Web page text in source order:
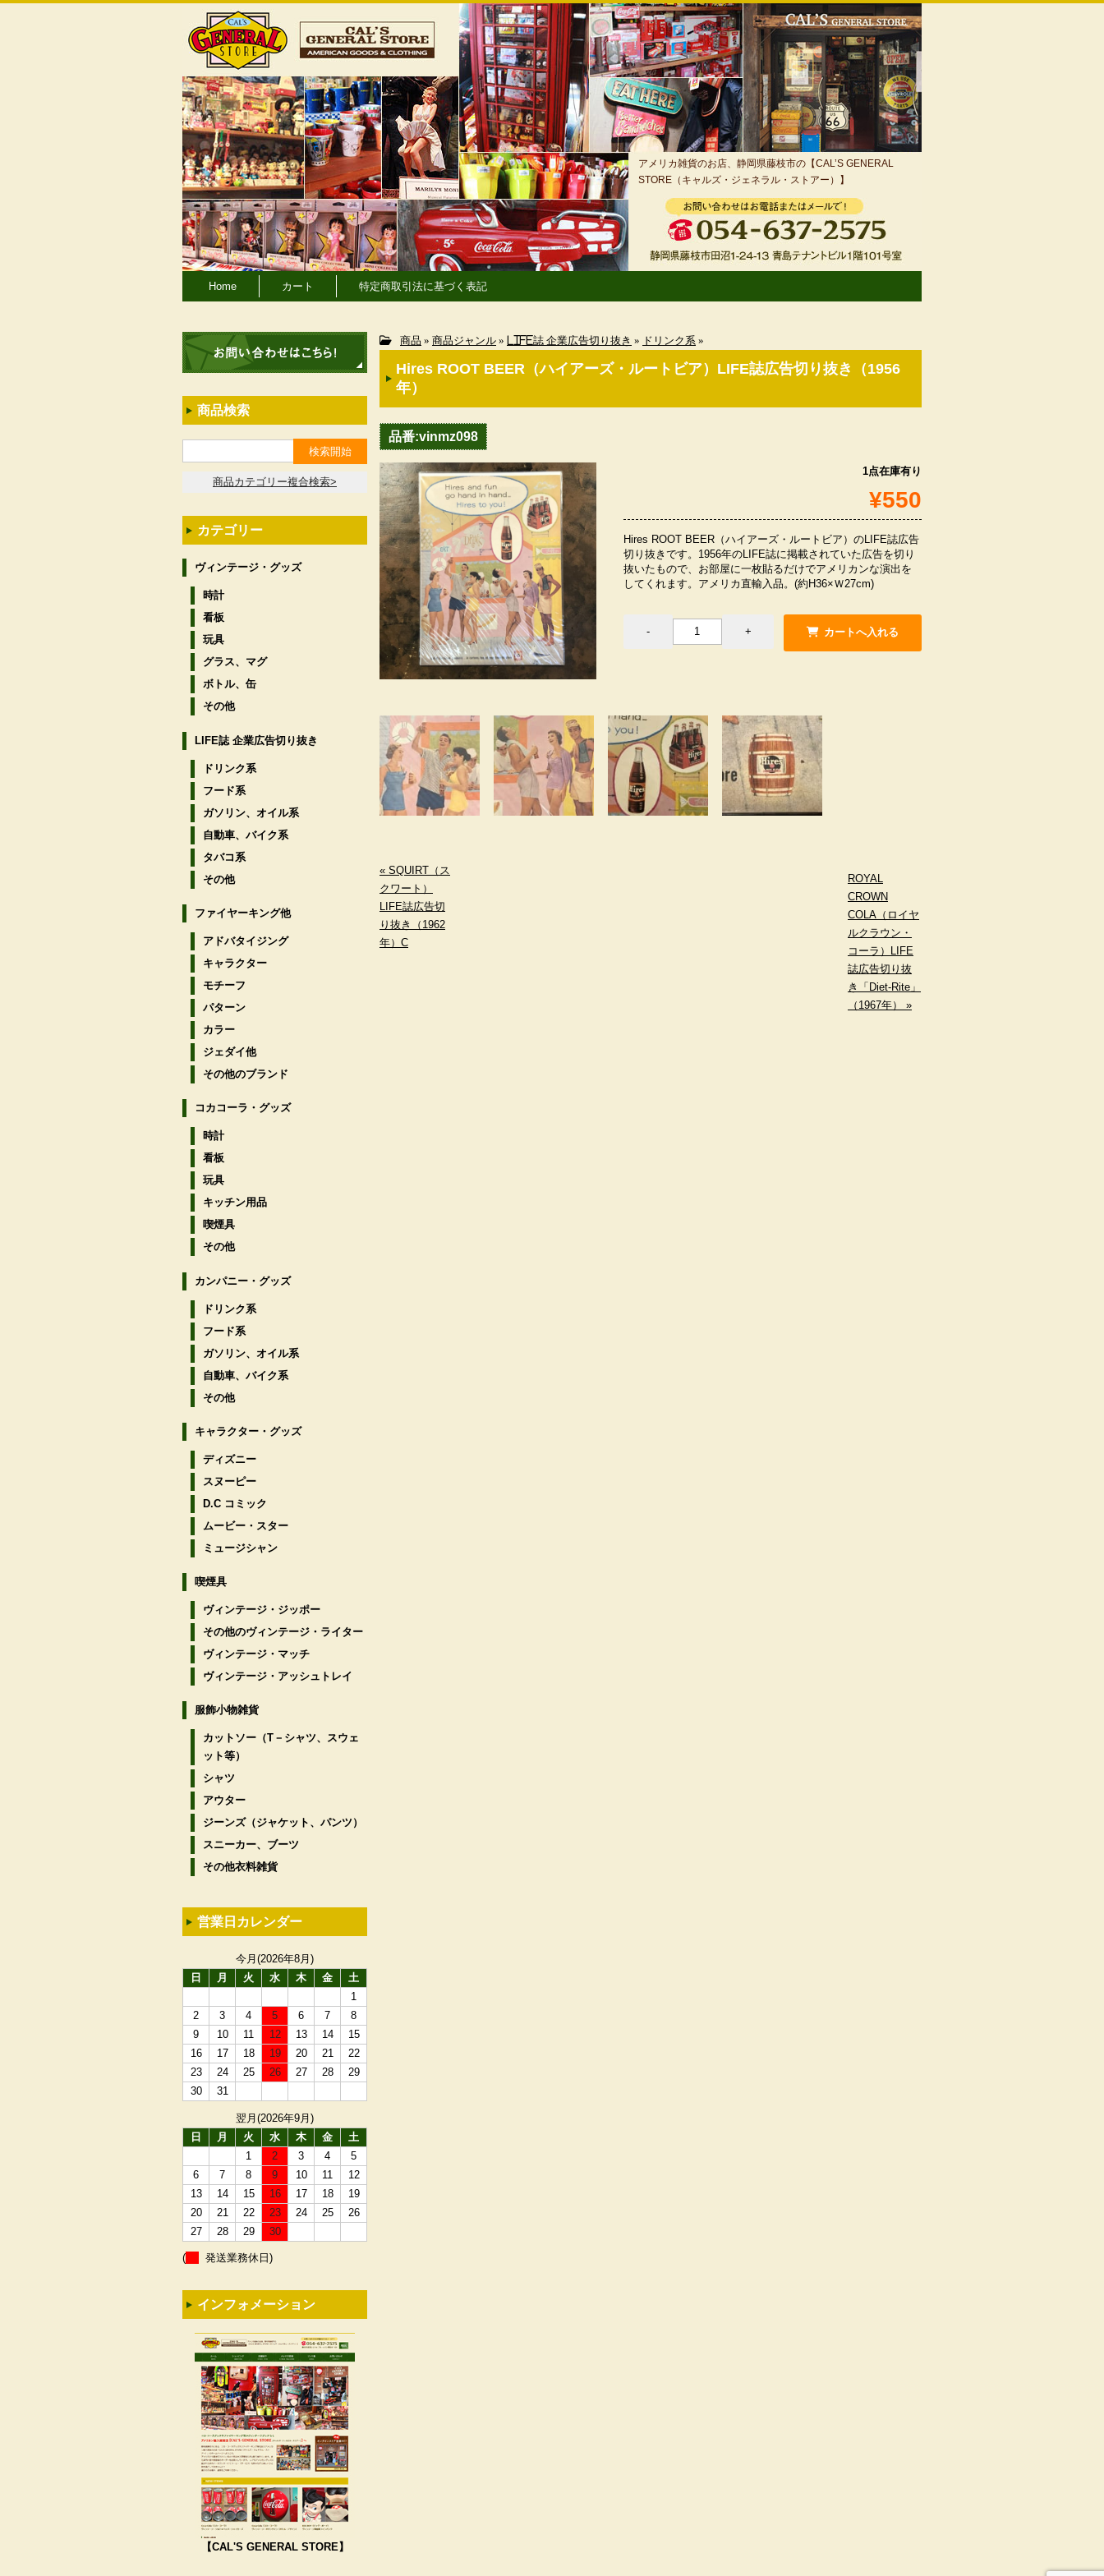
アメリカ雑貨のお店、静岡県藤枝市の【CAL’S GENERAL
STORE（キャルズ・ジェネラル・ストアー）】
Home カート 特定商取引法に基づく表記
商品 » 商品ジャンル » LIFE誌 企業広告切り抜き » ドリンク系 »
Hires ROOT BEER（ハイアーズ・ルートビア）LIFE誌広告切り抜き（1956
年）
品番:vinmz098
1点在庫有り
¥550
Hires ROOT BEER（ハイアーズ・ルートビア）のLIFE誌広告
切り抜きです。1956年のLIFE誌に掲載されていた広告を切り
抜いたもので、お部屋に一枚貼るだけでアメリカンな演出を
してくれます。アメリカ直輸入品。(約H36×Ｗ27cm)
« SQUIRT（ス
クワート）
LIFE誌広告切
り抜き（1962
年）C
ROYAL
CROWN
COLA（ロイヤ
ルクラウン・
コーラ）LIFE
誌広告切り抜
き「Diet-Rite」
（1967年） »
商品検索
商品カテゴリー複合検索>
カテゴリー
ヴィンテージ・グッズ
時計
看板
玩具
グラス、マグ
ボトル、缶
その他
LIFE誌 企業広告切り抜き
ドリンク系
フード系
ガソリン、オイル系
自動車、バイク系
タバコ系
その他
ファイヤーキング他
アドバタイジング
キャラクター
モチーフ
パターン
カラー
ジェダイ他
その他のブランド
コカコーラ・グッズ
時計
看板
玩具
キッチン用品
喫煙具
その他
カンパニー・グッズ
ドリンク系
フード系
ガソリン、オイル系
自動車、バイク系
その他
キャラクター・グッズ
ディズニー
スヌーピー
D.C コミック
ムービー・スター
ミュージシャン
喫煙具
ヴィンテージ・ジッポー
その他のヴィンテージ・ライター
ヴィンテージ・マッチ
ヴィンテージ・アッシュトレイ
服飾小物雑貨
カットソー（T－シャツ、スウェ
ット等）
シャツ
アウター
ジーンズ（ジャケット、パンツ）
スニーカー、ブーツ
その他衣料雑貨
営業日カレンダー
今月(2026年8月)
日
月 火 水 木 金
土
1
2
3 4 5 6 7
8
9
10 11 12 13 14
15
16
17 18 19 20 21
22
23
24 25 26 27 28
29
30
31
翌月(2026年9月)
日
月 火 水 木 金
土
1
2 3 4
5
6
7 8 9 10 11
12
13
14 15 16 17 18
19
20
21 22 23 24 25
26
27
28 29 30
( 発送業務休日)
インフォメーション
【CAL'S GENERAL STORE】